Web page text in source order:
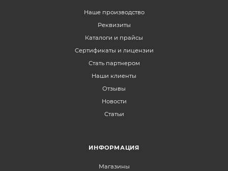
Наше производство
Реквизиты
Каталоги и прайсы
Сертификаты и лицензии
Стать партнером
Наши клиенты
Отзывы
Новости
Статьи
ИНФОРМАЦИЯ
Магазины